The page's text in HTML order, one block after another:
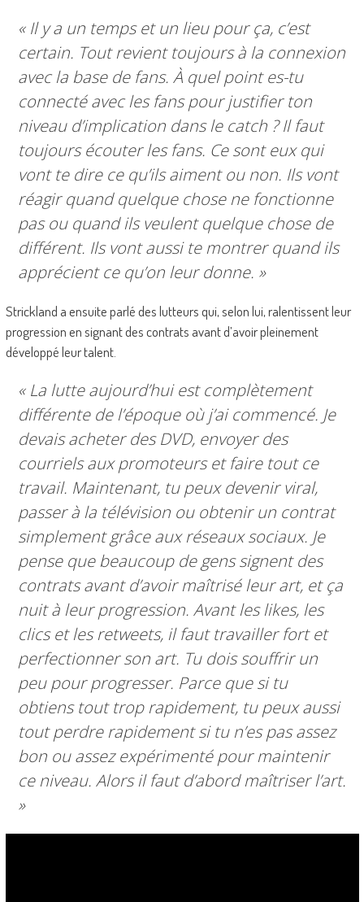
« Il y a un temps et un lieu pour ça, c’est
certain. Tout revient toujours à la connexion
avec la base de fans. À quel point es-tu
connecté avec les fans pour justifier ton
niveau d’implication dans le catch ? Il faut
toujours écouter les fans. Ce sont eux qui
vont te dire ce qu’ils aiment ou non. Ils vont
réagir quand quelque chose ne fonctionne
pas ou quand ils veulent quelque chose de
différent. Ils vont aussi te montrer quand ils
apprécient ce qu’on leur donne. »
Strickland a ensuite parlé des lutteurs qui, selon lui, ralentissent leur
progression en signant des contrats avant d’avoir pleinement
développé leur talent.
« La lutte aujourd’hui est complètement
différente de l’époque où j’ai commencé. Je
devais acheter des DVD, envoyer des
courriels aux promoteurs et faire tout ce
travail. Maintenant, tu peux devenir viral,
passer à la télévision ou obtenir un contrat
simplement grâce aux réseaux sociaux. Je
pense que beaucoup de gens signent des
contrats avant d’avoir maîtrisé leur art, et ça
nuit à leur progression. Avant les likes, les
clics et les retweets, il faut travailler fort et
perfectionner son art. Tu dois souffrir un
peu pour progresser. Parce que si tu
obtiens tout trop rapidement, tu peux aussi
tout perdre rapidement si tu n’es pas assez
bon ou assez expérimenté pour maintenir
ce niveau. Alors il faut d’abord maîtriser l’art.
»